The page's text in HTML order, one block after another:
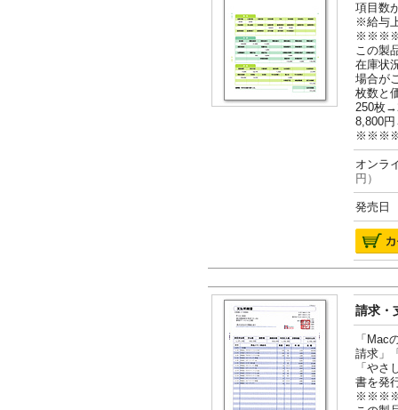
項目数
※給与
この製
在庫状
場合が
枚数と
250枚
8,800
オン
円）
発売日
請求・
「Mac
請求」
「や
書を発